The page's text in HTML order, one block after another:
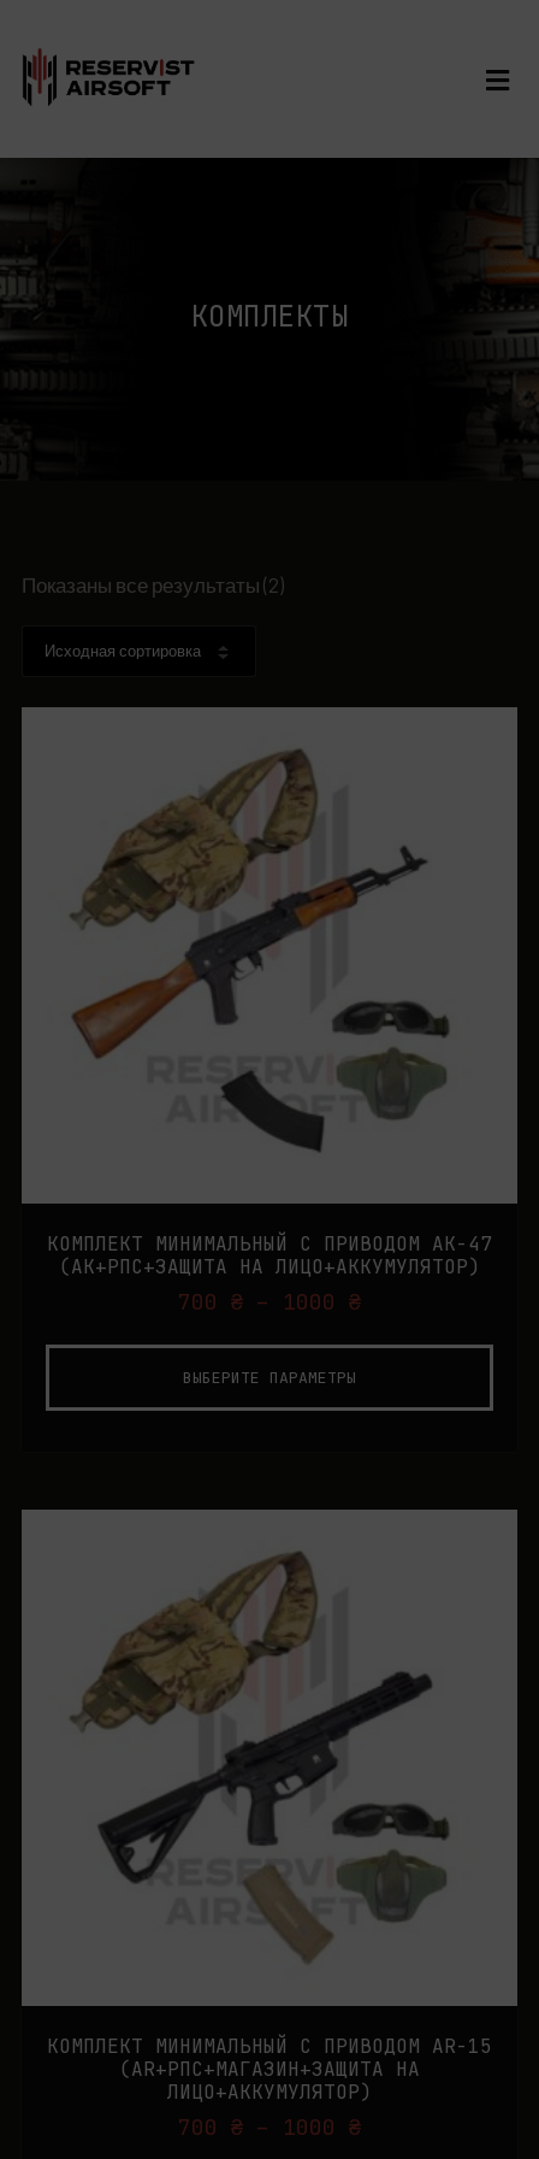
КОМПЛЕКТЫ
Показаны все результаты (2)
КОМПЛЕКТ МИНИМАЛЬНЫЙ С ПРИВОДОМ AK-47
(AK+РПС+ЗАЩИТА НА ЛИЦО+АККУМУЛЯТОР)
700 ₴ – 1000 ₴
ВЫБЕРИТЕ ПАРАМЕТРЫ
КОМПЛЕКТ МИНИМАЛЬНЫЙ С ПРИВОДОМ AR-15
(AR+РПС+МАГАЗИН+ЗАЩИТА НА
ЛИЦО+АККУМУЛЯТОР)
700 ₴ – 1000 ₴